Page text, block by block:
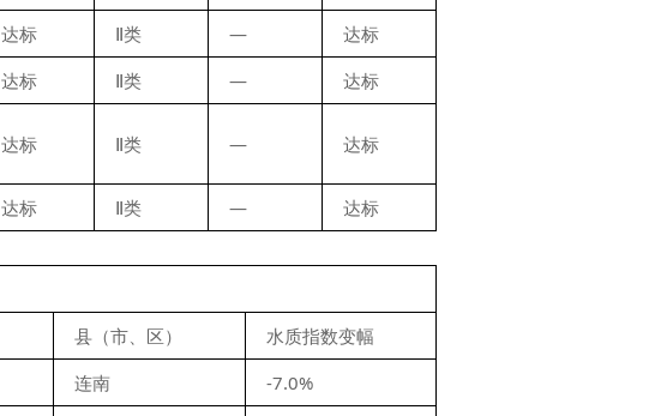
达标 Ⅱ类 —
达标
达标 Ⅱ类 — 达标
达标 Ⅱ类 — 达标
达标 Ⅱ类 —
达标
县（市、区）
水质指数变幅
连南
-7.0%